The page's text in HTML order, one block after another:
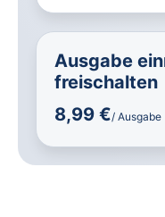
Ausgabe
freischalten
8,99 €/ Ausgabe